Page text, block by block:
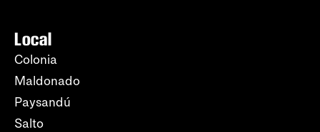
Local
Colonia
Maldonado
Paysandú
Salto